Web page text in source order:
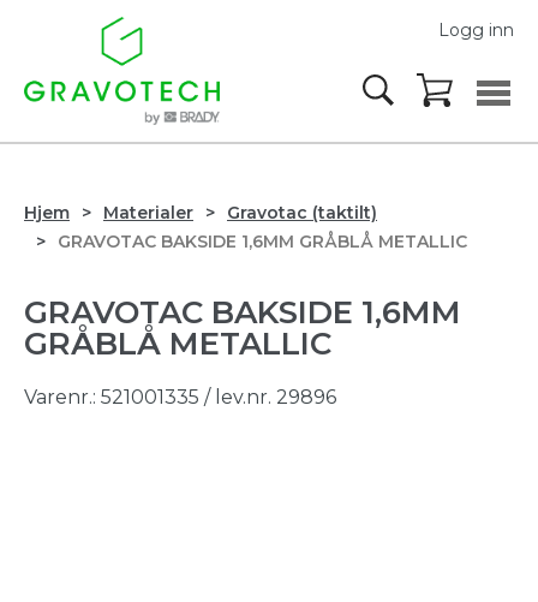
Logg inn
Hjem Materialer
Gravotac (taktilt)
GRAVOTAC BAKSIDE 1,6MM GRÅBLÅ METALLIC
GRAVOTAC BAKSIDE 1,6MM
GRÅBLÅ METALLIC
Varenr.: 521001335 / lev.nr. 29896